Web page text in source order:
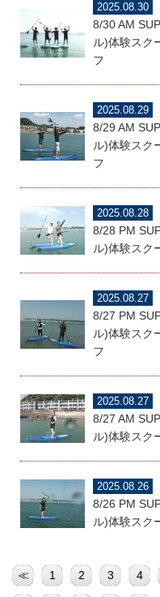
2025.08.30
8/30 AM
ル)体験スク
フ
2025.08.29
8/29 AM
ル)体験スク
フ
2025.08.28
8/28 PM
ル)体験スク
2025.08.27
8/27 PM
ル)体験スク
フ
2025.08.27
8/27 AM
ル)体験スク
2025.08.26
8/26 PM
ル)体験スク
≪ 1 2 3 4